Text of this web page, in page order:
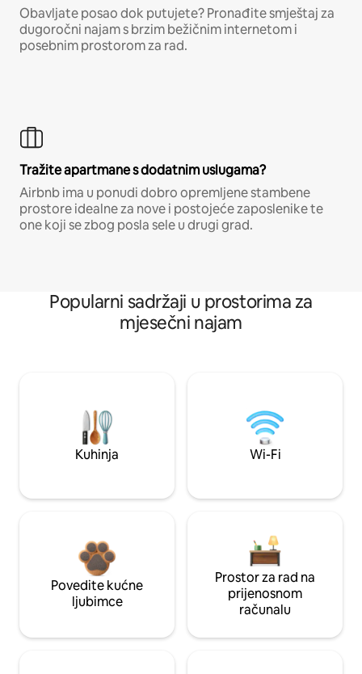
Obavljate posao dok putujete? Pronađite smještaj za
dugoročni najam s brzim bežičnim internetom i
posebnim prostorom za rad.
Tražite apartmane s dodatnim uslugama?
Airbnb ima u ponudi dobro opremljene stambene
prostore idealne za nove i postojeće zaposlenike te
one koji se zbog posla sele u drugi grad.
Popularni sadržaji u prostorima za
mjesečni najam
Kuhinja Wi-Fi
Povedite kućne
ljubimce
Prostor za rad na
prijenosnom
računalu